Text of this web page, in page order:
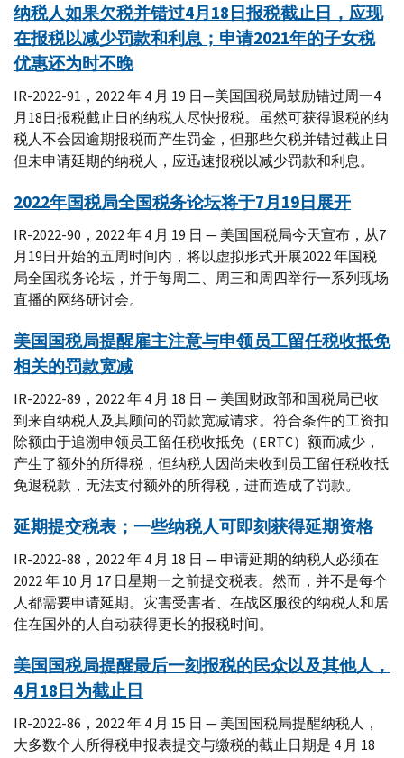
纳税人如果欠税并错过4月18日报税截止日，应现
在报税以减少罚款和利息；申请2021年的子女税
优惠还为时不晚
IR-2022-91，2022 年 4 月 19 日—美国国税局鼓励错过周一4
月18日报税截止日的纳税人尽快报税。虽然可获得退税的纳
税人不会因逾期报税而产生罚金，但那些欠税并错过截止日
但未申请延期的纳税人，应迅速报税以减少罚款和利息。
2022年国税局全国税务论坛将于7月19日展开
IR-2022-90，2022 年 4 月 19 日 — 美国国税局今天宣布，从7
月19日开始的五周时间内，将以虚拟形式开展2022 年国税
局全国税务论坛，并于每周二、周三和周四举行一系列现场
直播的网络研讨会。
美国国税局提醒雇主注意与申领员工留任税收抵免
相关的罚款宽减
IR-2022-89，2022 年 4 月 18 日 — 美国财政部和国税局已收
到来自纳税人及其顾问的罚款宽减请求。符合条件的工资扣
除额由于追溯申领员工留任税收抵免（ERTC）额而减少，
产生了额外的所得税，但纳税人因尚未收到员工留任税收抵
免退税款，无法支付额外的所得税，进而造成了罚款。
延期提交税表；一些纳税人可即刻获得延期资格
IR-2022-88，2022 年 4 月 18 日 — 申请延期的纳税人必须在
2022 年 10 月 17 日星期一之前提交税表。然而，并不是每个
人都需要申请延期。灾害受害者、在战区服役的纳税人和居
住在国外的人自动获得更长的报税时间。
美国国税局提醒最后一刻报税的民众以及其他人，
4月18日为截止日
IR-2022-86，2022 年 4 月 15 日 — 美国国税局提醒纳税人，
大多数个人所得税申报表提交与缴税的截止日期是 4 月 18